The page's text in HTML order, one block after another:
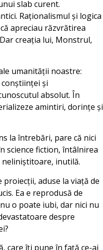
slab curent.
Raţionalismul şi logica
apreciau răzvrătirea
creaţia lui, Monstrul,
umanităţii noastre:
şi
absolut. În
amintiri, dorinţe şi
la întrebări, pare că nici
science fiction, întâlnirea
inutilă.
aduse la viaţă de
Ea e reprodusă de
o poate iubi, dar nici nu
despre
care îţi pune în faţă ce-ai